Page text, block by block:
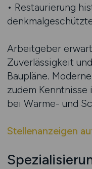
• Restaurierung
Arbeitgeber
Zuverlässigkeit
Baupläne.
zudem
bei Wärme- und
Stellenanzeigen